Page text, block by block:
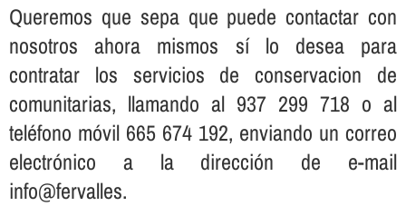
Queremos que sepa que puede contactar con
nosotros ahora mismos sí­ lo desea para
contratar los servicios de conservacion de
comunitarias, llamando al 937 299 718 o al
teléfono móvil 665 674 192, enviando un correo
electrónico a la dirección de e-mail
info@fervalles.